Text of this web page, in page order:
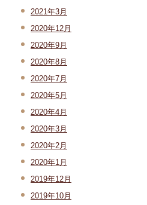
2021年3月
2020年12月
2020年9月
2020年8月
2020年7月
2020年5月
2020年4月
2020年3月
2020年2月
2020年1月
2019年12月
2019年10月